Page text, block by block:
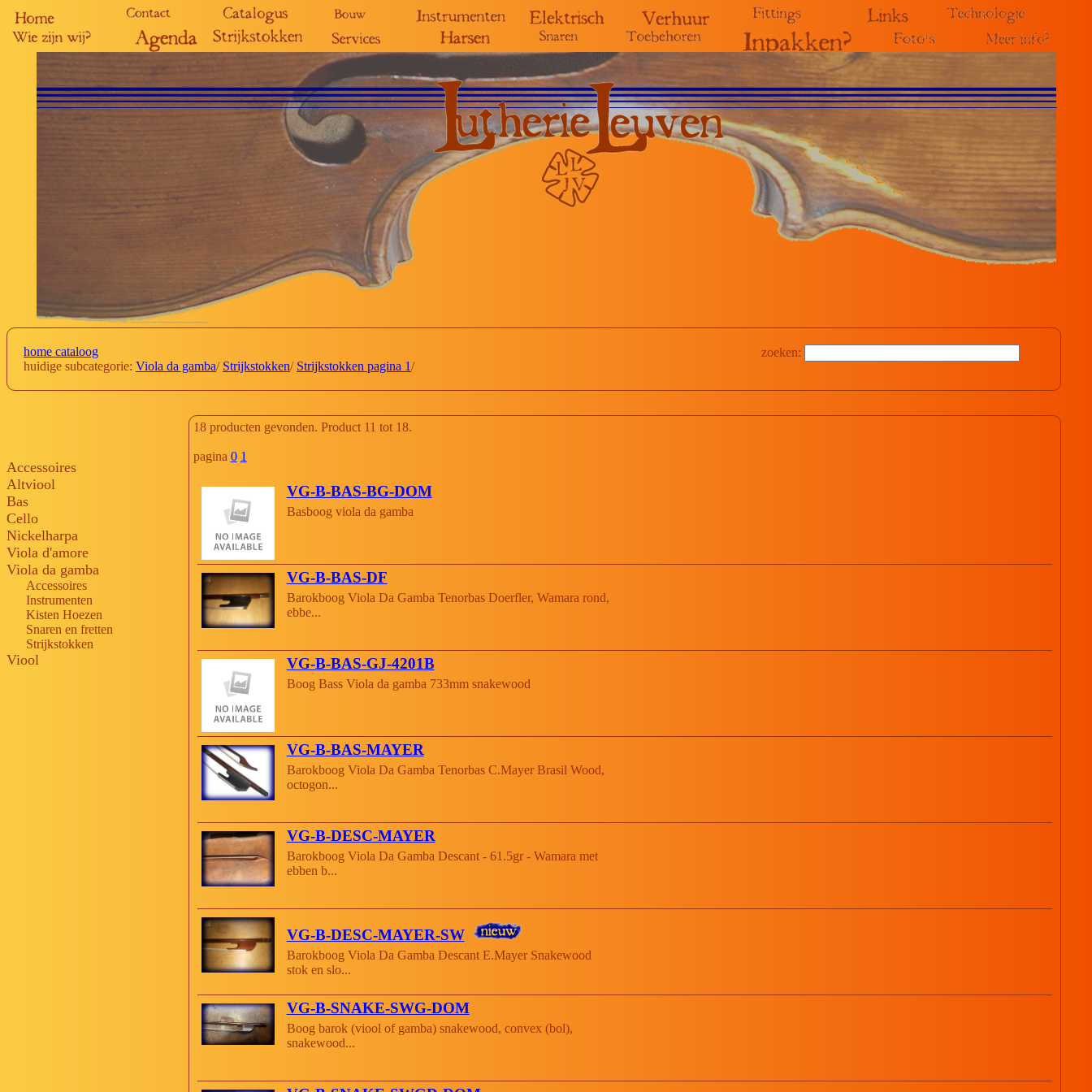
zoeken:
home cataloog
huidige subcategorie: Viola da gamba/ Strijkstokken/ Strijkstokken pagina 1/
Accessoires
Altviool
Bas
Cello
Nickelharpa
Viola d'amore
Viola da gamba
Accessoires
Instrumenten
Kisten Hoezen
Snaren en fretten
Strijkstokken
Viool
18 producten gevonden. Product 11 tot 18.
pagina 0 1
VG-B-BAS-BG-DOM
Basboog viola da gamba
VG-B-BAS-DF
Barokboog Viola Da Gamba Tenorbas Doerfler, Wamara rond,
ebbe...
VG-B-BAS-GJ-4201B
Boog Bass Viola da gamba 733mm snakewood
VG-B-BAS-MAYER
Barokboog Viola Da Gamba Tenorbas C.Mayer Brasil Wood,
octogon...
VG-B-DESC-MAYER
Barokboog Viola Da Gamba Descant - 61.5gr - Wamara met
ebben b...
VG-B-DESC-MAYER-SW
Barokboog Viola Da Gamba Descant E.Mayer Snakewood
stok en slo...
VG-B-SNAKE-SWG-DOM
Boog barok (viool of gamba) snakewood, convex (bol),
snakewood...